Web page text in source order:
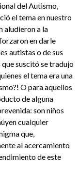
del Autismo,
el tema en nuestro
aludieron a la
en darle
autistas o de sus
suscitó se tradujo
el tema era una
O para aquellos
de alguna
son niños
cualquier
que,
al acercamiento
de este